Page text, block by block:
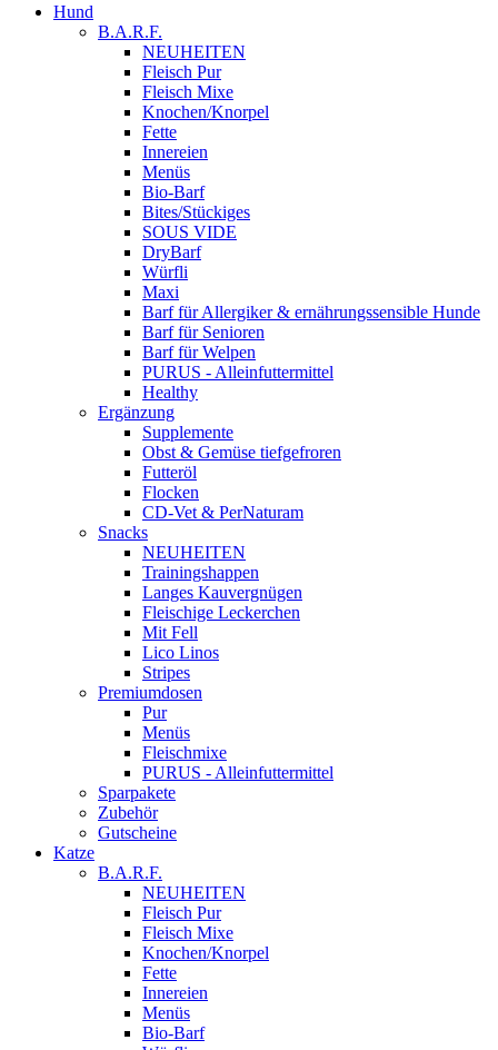
Hund
B.A.R.F.
NEUHEITEN
Fleisch Pur
Fleisch Mixe
Knochen/Knorpel
Fette
Innereien
Menüs
Bio-Barf
Bites/Stückiges
SOUS VIDE
DryBarf
Würfli
Maxi
Barf für Allergiker & ernährungssensible Hunde
Barf für Senioren
Barf für Welpen
PURUS - Alleinfuttermittel
Healthy
Ergänzung
Supplemente
Obst & Gemüse tiefgefroren
Futteröl
Flocken
CD-Vet & PerNaturam
Snacks
NEUHEITEN
Trainingshappen
Langes Kauvergnügen
Fleischige Leckerchen
Mit Fell
Lico Linos
Stripes
Premiumdosen
Pur
Menüs
Fleischmixe
PURUS - Alleinfuttermittel
Sparpakete
Zubehör
Gutscheine
Katze
B.A.R.F.
NEUHEITEN
Fleisch Pur
Fleisch Mixe
Knochen/Knorpel
Fette
Innereien
Menüs
Bio-Barf